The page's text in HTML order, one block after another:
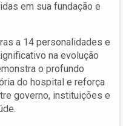
em sua fundação e
a 14 personalidades e
na evolução
o profundo
do hospital e reforça
governo, instituições e